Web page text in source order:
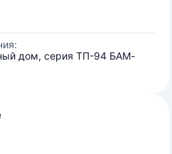
дом, серия ТП-94 БАМ-